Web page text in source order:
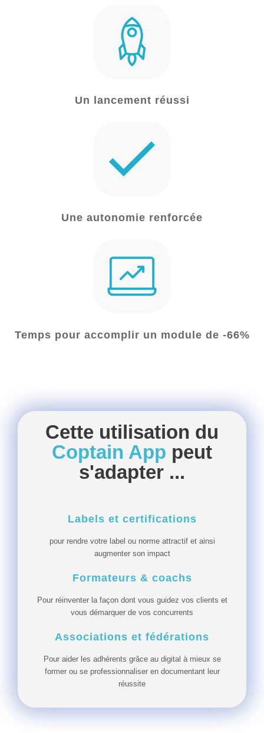
Un lancement réussi
Une autonomie renforcée
Temps pour accomplir un module de -66%
Cette utilisation du
Coptain App peut
s'adapter ...
Labels et certifications
pour rendre votre label ou norme attractif et ainsi
augmenter son impact
Formateurs & coachs
Pour réinventer la façon dont vous guidez vos clients et
vous démarquer de vos concurrents
Associations et fédérations
Pour aider les adhérents grâce au digital à mieux se
former ou se professionnaliser en documentant leur
réussite